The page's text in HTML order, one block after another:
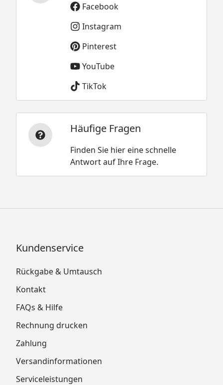
Facebook
Instagram
Pinterest
YouTube
TikTok
Häufige Fragen
Finden Sie hier eine schnelle
Antwort auf Ihre Frage.
Kundenservice
Rückgabe & Umtausch
Kontakt
FAQs & Hilfe
Rechnung drucken
Zahlung
Versandinformationen
Serviceleistungen